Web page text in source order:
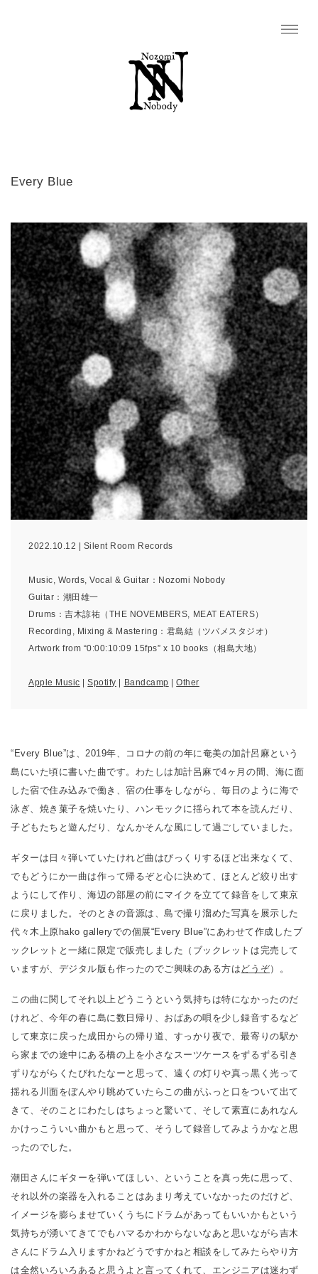
Every Blue
2022.10.12 | Silent Room Records
Music, Words, Vocal & Guitar：Nozomi Nobody
Guitar：潮田雄一
Drums：吉木諒祐（THE NOVEMBERS, MEAT EATERS）
Recording, Mixing & Mastering：君島結（ツバメスタジオ）
Artwork from “0:00:10:09 15fps” x 10 books（相島大地）
Apple Music |Spotify Bandcamp |Other
“Every Blue”は、2019年、コロナの前の年に奄美の加計呂麻という
島にいた頃に書いた曲です。わたしは加計呂麻で4ヶ月の間、海に面
した宿で住み込みで働き、宿の仕事をしながら、毎日のように海で
泳ぎ、焼き菓子を焼いたり、ハンモックに揺られて本を読んだり、
子どもたちと遊んだり、なんかそんな風にして過ごしていました。
ギターは日々弾いていたけれど曲はびっくりするほど出来なくて、
でもどうにか一曲は作って帰るぞと心に決めて、ほとんど絞り出す
ようにして作り、海辺の部屋の前にマイクを立てて録音をして東京
に戻りました。そのときの音源は、島で撮り溜めた写真を展示した
代々木上原hako galleryでの個展“Every Blue”にあわせて作成したブ
ックレットと一緒に限定で販売しました（ブックレットは完売して
いますが、デジタル版も作ったのでご興味のある方は どうぞ）。
この曲に関してそれ以上どうこうという気持ちは特になかったのだ
けれど、今年の春に島に数日帰り、おばあの唄を少し録音するなど
して東京に戻った成田からの帰り道、すっかり夜で、最寄りの駅か
ら家までの途中にある橋の上を小さなスーツケースをずるずる引き
ずりながらくたびれたなーと思って、遠くの灯りや真っ黒く光って
揺れる川面をぼんやり眺めていたらこの曲がふっと口をついて出て
きて、そのことにわたしはちょっと驚いて、そして素直にあれなん
かけっこういい曲かもと思って、そうして録音してみようかなと思
ったのでした。
潮田さんにギターを弾いてほしい、ということを真っ先に思って、
それ以外の楽器を入れることはあまり考えていなかったのだけど、
イメージを膨らませていくうちにドラムがあってもいいかもという
気持ちが湧いてきてでもハマるかわからないなあと思いながら吉木
さんにドラム入りますかねどうですかねと相談をしてみたらやり方
は全然いろいろあると思うよと言ってくれて、エンジニアは迷わず